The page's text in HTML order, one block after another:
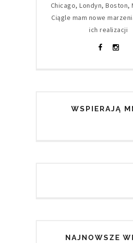
Chicago, Londyn, Boston,
Ciągle mam nowe
ich realizacji
WSPIERAJĄ
NAJNOWSZE